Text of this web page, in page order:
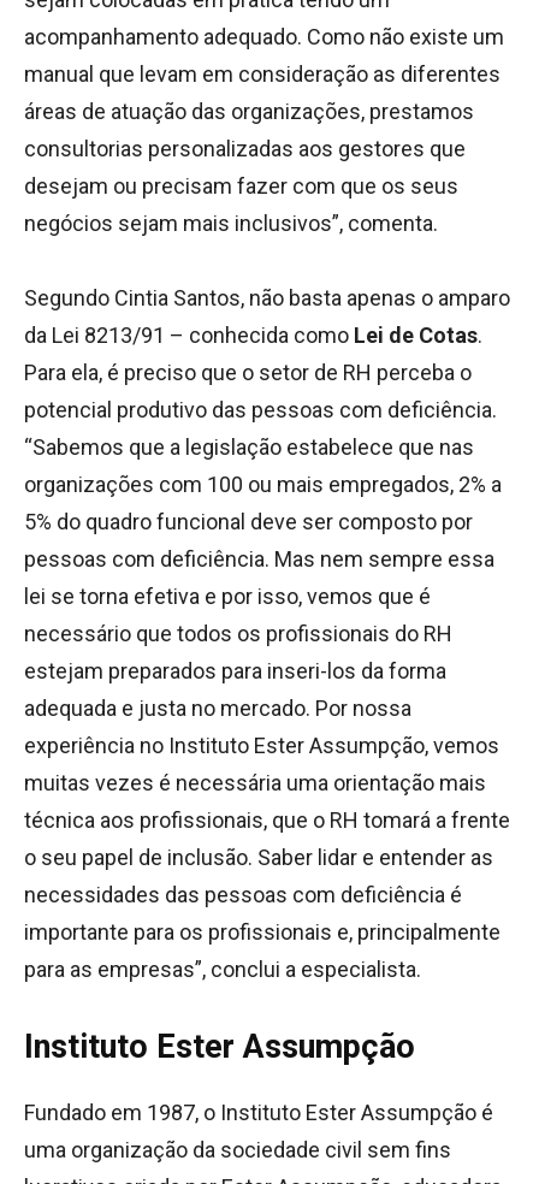
acompanhamento adequado. Como não existe um
manual que levam em consideração as diferentes
áreas de atuação das organizações, prestamos
consultorias personalizadas aos gestores que
desejam ou precisam fazer com que os seus
negócios sejam mais inclusivos”, comenta.
Segundo Cintia Santos, não basta apenas o amparo
da Lei 8213/91 – conhecida como Lei de Cotas.
Para ela, é preciso que o setor de RH perceba o
potencial produtivo das pessoas com deficiência.
“Sabemos que a legislação estabelece que nas
organizações com 100 ou mais empregados, 2% a
5% do quadro funcional deve ser composto por
pessoas com deficiência. Mas nem sempre essa
lei se torna efetiva e por isso, vemos que é
necessário que todos os profissionais do RH
estejam preparados para inseri-los da forma
adequada e justa no mercado. Por nossa
experiência no Instituto Ester Assumpção, vemos
muitas vezes é necessária uma orientação mais
técnica aos profissionais, que o RH tomará a frente
o seu papel de inclusão. Saber lidar e entender as
necessidades das pessoas com deficiência é
importante para os profissionais e, principalmente
para as empresas”, conclui a especialista.
Instituto Ester Assumpção
Fundado em 1987, o Instituto Ester Assumpção é
uma organização da sociedade civil sem fins